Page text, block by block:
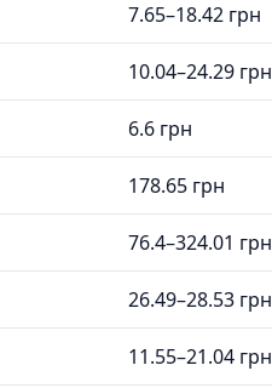
7.65–18.42 грн
10.04–24.29 грн
6.6 грн
178.65 грн
76.4–324.01 грн
26.49–28.53 грн
11.55–21.04 грн